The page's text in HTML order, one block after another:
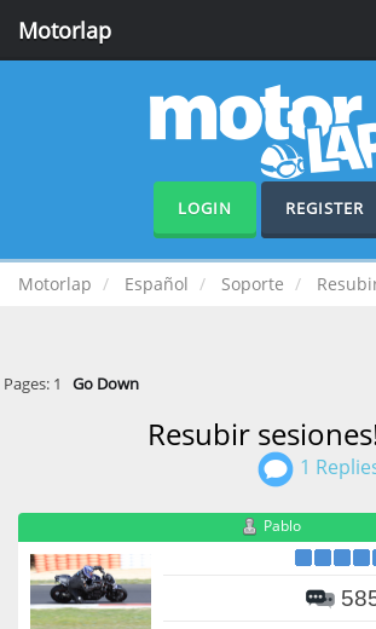
Motorlap
LOGIN REGISTER
Motorlap Español Soporte
Pages: 1 Go Down
Resubir
1
Pablo